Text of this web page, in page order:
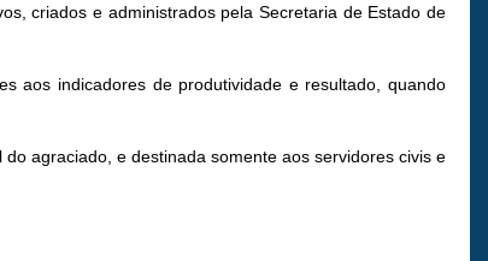
criados e administrados pela Secretaria de Estado de
aos indicadores de produtividade e resultado, quando
agraciado, e destinada somente aos servidores civis e